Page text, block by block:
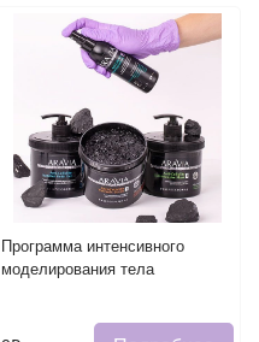
Программа интенсивного
моделирования тела